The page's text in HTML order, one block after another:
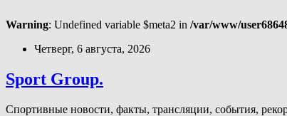
Warning: Undefined variable $meta2 in /var/www/
Перейти
содержимому
Четверг, 6 августа, 2026
Sport Group.
Спортивные новости, факты, трансляции, события,